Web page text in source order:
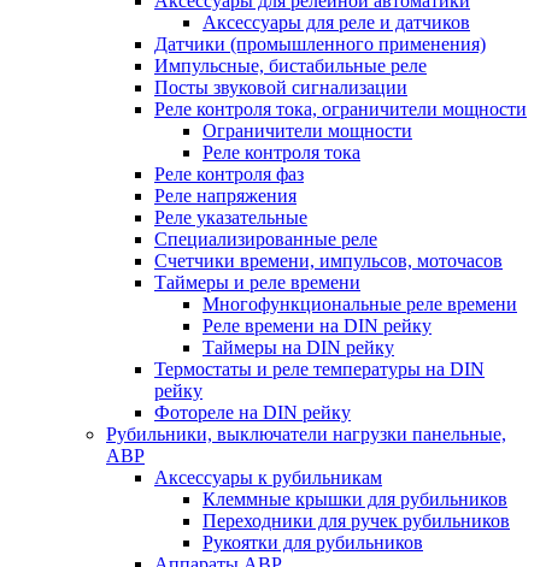
Аксессуары для реле и датчиков
Датчики (промышленного применения)
Импульсные, бистабильные реле
Посты звуковой сигнализации
Реле контроля тока, ограничители мощности
Ограничители мощности
Реле контроля тока
Реле контроля фаз
Реле напряжения
Реле указательные
Специализированные реле
Счетчики времени, импульсов, моточасов
Таймеры и реле времени
Многофункциональные реле времени
Реле времени на DIN рейку
Таймеры на DIN рейку
Термостаты и реле температуры на DIN
рейку
Фотореле на DIN рейку
Рубильники, выключатели нагрузки панельные,
АВР
Аксессуары к рубильникам
Клеммные крышки для рубильников
Переходники для ручек рубильников
Рукоятки для рубильников